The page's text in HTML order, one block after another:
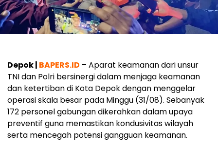
Depok | BAPERS.ID – Aparat keamanan dari unsur
TNI dan Polri bersinergi dalam menjaga keamanan
dan ketertiban di Kota Depok dengan menggelar
operasi skala besar pada Minggu (31/08). Sebanyak
172 personel gabungan dikerahkan dalam upaya
preventif guna memastikan kondusivitas wilayah
serta mencegah potensi gangguan keamanan.